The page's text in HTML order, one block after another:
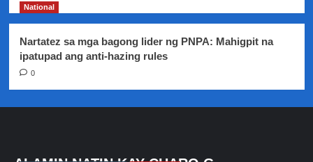
National
Nartatez sa mga bagong lider ng PNPA: Mahigpit na
ipatupad ang anti-hazing rules
0